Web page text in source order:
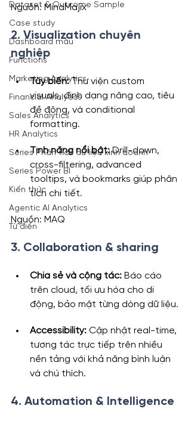
Dataset & Outcome Sample
Case study
Dashboard mẫu
Functions
Marketing Analytics
Financial Analytics
Sales Analytics
HR Analytics
Series Phân tích dữ liệu kinh doanh
Series Power BI
Kiến thức
Agentic AI Analytics
Từ điển
Nguồn: MindMajix
2. Visualization chuyên
nghiệp
Tùy biến: Thư viện custom
visuals, định dạng nâng cao, tiêu
đề động, và conditional
formatting.
Tính năng nổi bật: Drill-down,
cross-filtering, advanced
tooltips, và bookmarks giúp phân
tích chi tiết.
Nguồn: MAQ
3. Collaboration & sharing
Chia sẻ và cộng tác: Báo cáo
trên cloud, tối ưu hóa cho di
động, bảo mật từng dòng dữ liệu.
Accessibility: Cập nhật real-time,
tương tác trực tiếp trên nhiều
nền tảng với khả năng bình luận
và chú thích.
4. Automation & Intelligence